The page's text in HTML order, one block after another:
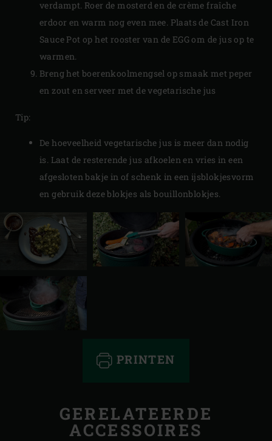
verdampt. Roer de mosterd en de crème fraîche
erdoor en warm nog even mee. Plaats de Cast Iron
Sauce Pot op het rooster van de EGG om de jus op te
warmen.
Breng het boerenkoolmengsel op smaak met peper
en zout en serveer met de vegetarische jus
​​Tip:
De hoeveelheid vegetarische jus is meer dan nodig
is. Laat de resterende jus afkoelen en vries in een
afgesloten bakje in of schenk in een ijsblokjesvorm
en gebruik deze blokjes als bouillonblokjes.
PRINTEN
GERELATEERDE
ACCESSOIRES